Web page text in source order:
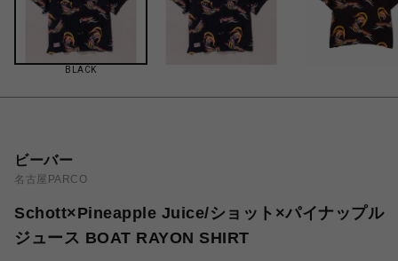
BLACK
ビーバー
名古屋PARCO
Schott×Pineapple Juice/ショット×パイナップル
ジュース BOAT RAYON SHIRT